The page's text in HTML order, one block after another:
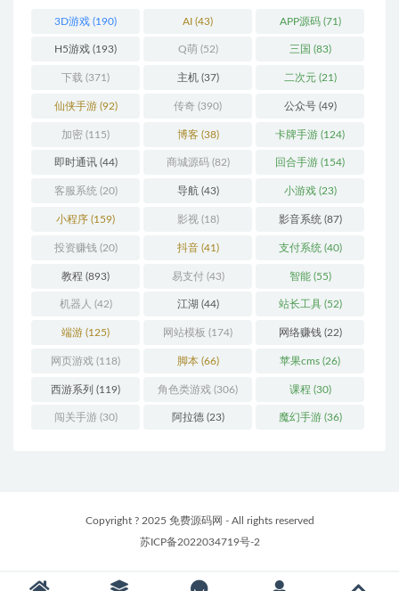
3D游戏 (190) AI (43) APP源码(71)
H5游戏 (193) Q萌 (52) 三国 (83)
下载 (371) 主机(37) 二次元(21)
仙侠手游(92) 传奇 (390) 公众号(49)
加密 (115) 博客(38) 卡牌手游 (124)
即时通讯(44) 商城源码(82) 回合手游 (154)
客服系统 (20) 导航(43) 小游戏(23)
小程序 (159) 影视(18) 影音系统 (87)
投资赚钱 (20) 抖音(41) 支付系统 (40)
教程 (893) 易支付(43) 智能(55)
机器人 (42) 江湖 (44) 站长工具(52)
端游 (125) 网站模板 (174) 网络赚钱(22)
网页游戏 (118) 脚本(66) 苹果cms (26)
西游系列 (119) 角色类游戏 (306) 课程 (30)
闯关手游(30) 阿拉德(23) 魔幻手游(36)
Copyright ? 2025 免费源码网 - All rights reserved
苏ICP备2022034719号-2